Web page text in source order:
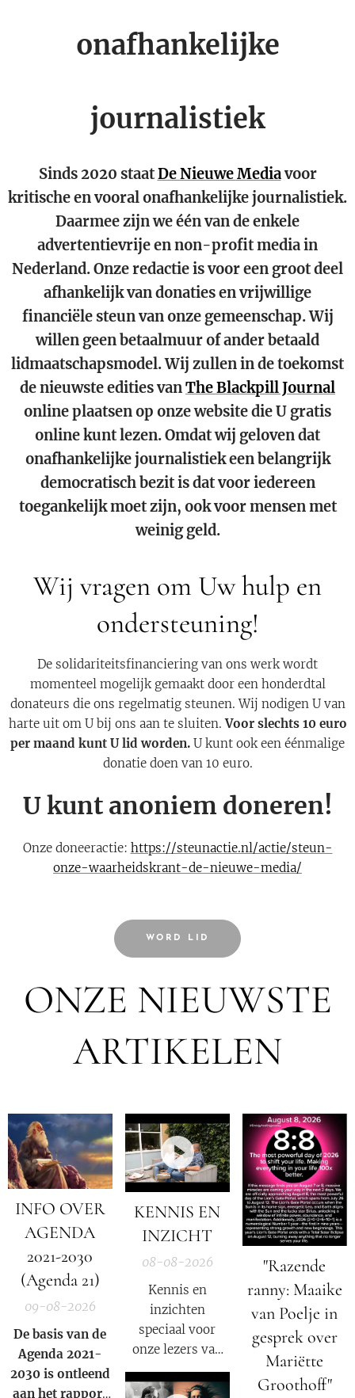
onafhankelijke
journalistiek
Sinds 2020 staatDe Nieuwe Mediavoor
kritische en vooral onafhankelijke journalistiek.
Daarmee zijn we één van de enkele
advertentievrije en non-profit media in
Nederland. Onze redactie is voor een groot deel
afhankelijk van donaties en vrijwillige
financiële steun van onze gemeenschap. Wij
willen geen betaalmuur of ander betaald
lidmaatschapsmodel. Wij zullen in de toekomst
de nieuwste edities vanThe Blackpill Journal
online plaatsen op onze website die U gratis
online kunt lezen. Omdat wij geloven dat
onafhankelijke journalistiek een belangrijk
democratisch bezit is dat voor iedereen
toegankelijk moet zijn, ook voor mensen met
weinig geld.
Wij vragen om Uw hulp en
ondersteuning!
De solidariteitsfinanciering van ons werk wordt
momenteel mogelijk gemaakt door een honderdtal
donateurs die ons regelmatig steunen. Wij nodigen U van
harte uit om U bij ons aan te sluiten.Voor slechts 10 euro
per maand kunt U lid worden. U kunt ook een éénmalige
donatie doen van 10 euro.
U kunt anoniem doneren!
Onze doneeractie: https://steunactie.nl/actie/steun-
onze-waarheidskrant-de-nieuwe-media/
WORD LID
ONZE NIEUWSTE
ARTIKELEN
INFO OVER
AGENDA
2021-2030
(Agenda 21)
09-08-2026
De basis van de
Agenda 2021-
2030 is ontleend
aan het rapport
KENNIS EN
INZICHT
08-08-2026
Kennis en
inzichten
speciaal voor
onze lezers van
De Nieuwe Media
en reizigers die
"Razende
ranny: Maaike
van Poelje in
gesprek over
Mariëtte
Groothoff"